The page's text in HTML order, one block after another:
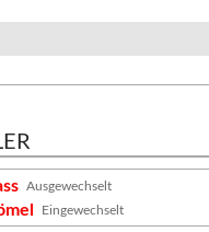
Ausgewechselt
Eingewechselt